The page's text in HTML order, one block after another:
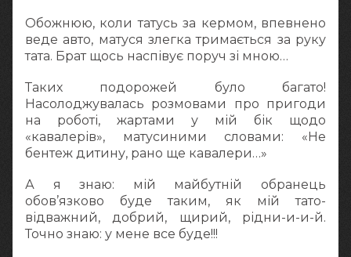
Обожнюю, коли татусь за кермом, впевнено
веде авто, матуся злегка тримається за руку
тата. Брат щось наспівує поруч зі мною…
Таких подорожей було багато!
Насолоджувалась розмовами про пригоди
на роботі, жартами у мій бік щодо
«кавалерів», матусиними словами: «Не
бентеж дитину, рано ще кавалери…»
А я знаю: мій майбутній обранець
обов’язково буде таким, як мій тато-
відважний, добрий, щирий, рідни-и-и-й.
Точно знаю: у мене все буде!!!